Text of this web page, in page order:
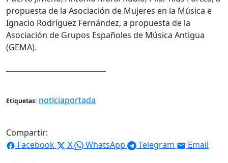
propuesta de la Asociación de Mujeres en la Música e
Ignacio Rodríguez Fernández, a propuesta de la
Asociación de Grupos Españoles de Música Antigua
(GEMA).
Etiquetas: noticiaportada
Compartir:
Facebook
X WhatsApp Telegram Email